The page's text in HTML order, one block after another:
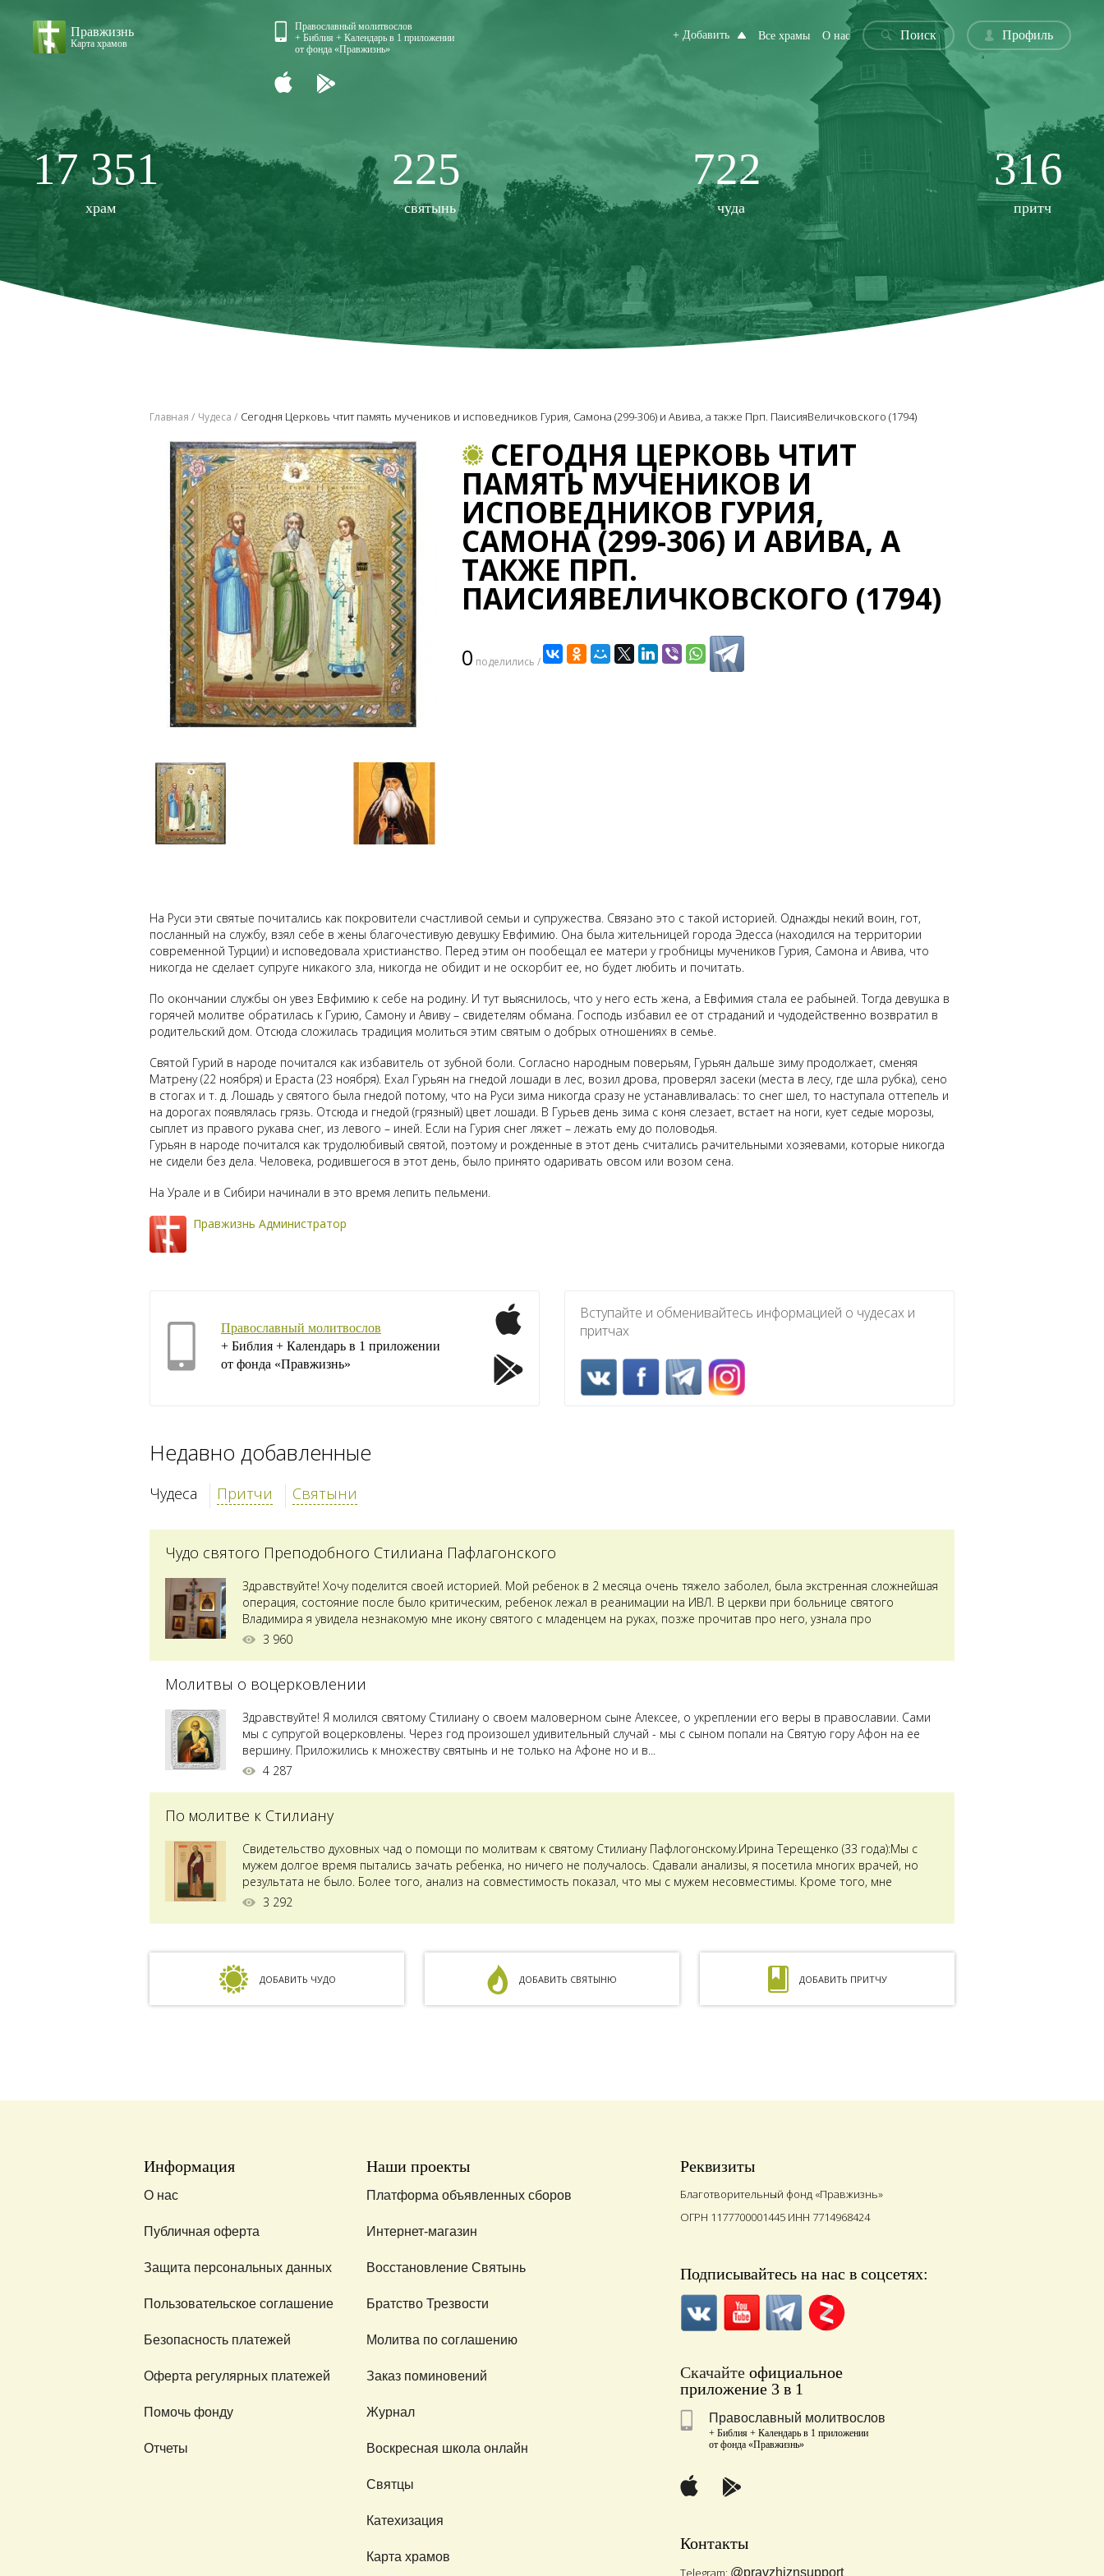
Правжизнь
Карта храмов
Православный молитвослов
+ Библия + Календарь в 1 приложении
от фонда «Правжизнь»
+ Добавить Все храмы О нас Поиск Профиль
17 351
храм
225
святынь
722
чуда
316
притч
Главная Чудеса Сегодня Церковь чтит память мучеников и исповедников Гурия, Самона (299-306) и Авива, а также Прп. ПаисияВеличковского (1794)
СЕГОДНЯ ЦЕРКОВЬ ЧТИТ
ПАМЯТЬ МУЧЕНИКОВ И
ИСПОВЕДНИКОВ ГУРИЯ,
САМОНА (299-306) И АВИВА, А
ТАКЖЕ ПРП.
ПАИСИЯВЕЛИЧКОВСКОГО (1794)
0 поделились /
На Руси эти святые почитались как покровители счастливой семьи и супружества. Связано это с такой историей. Однажды некий воин, гот,
посланный на службу, взял себе в жены благочестивую девушку Евфимию. Она была жительницей города Эдесса (находился на территории
современной Турции) и исповедовала христианство. Перед этим он пообещал ее матери у гробницы мучеников Гурия, Самона и Авива, что
никогда не сделает супруге никакого зла, никогда не обидит и не оскорбит ее, но будет любить и почитать.
По окончании службы он увез Евфимию к себе на родину. И тут выяснилось, что у него есть жена, а Евфимия стала ее рабыней. Тогда девушка в
горячей молитве обратилась к Гурию, Самону и Авиву – свидетелям обмана. Господь избавил ее от страданий и чудодейственно возвратил в
родительский дом. Отсюда сложилась традиция молиться этим святым о добрых отношениях в семье.
Святой Гурий в народе почитался как избавитель от зубной боли. Согласно народным поверьям, Гурьян дальше зиму продолжает, сменяя
Матрену (22 ноября) и Ераста (23 ноября). Ехал Гурьян на гнедой лошади в лес, возил дрова, проверял засеки (места в лесу, где шла рубка), сено
в стогах и т. д. Лошадь у святого была гнедой потому, что на Руси зима никогда сразу не устанавливалась: то снег шел, то наступала оттепель и
на дорогах появлялась грязь. Отсюда и гнедой (грязный) цвет лошади. В Гурьев день зима с коня слезает, встает на ноги, кует седые морозы,
сыплет из правого рукава снег, из левого – иней. Если на Гурия снег ляжет – лежать ему до половодья.
Гурьян в народе почитался как трудолюбивый святой, поэтому и рожденные в этот день считались рачительными хозяевами, которые никогда
не сидели без дела. Человека, родившегося в этот день, было принято одаривать овсом или возом сена.
На Урале и в Сибири начинали в это время лепить пельмени.
Правжизнь Администратор
Православный молитвослов
+ Библия + Календарь в 1 приложении
от фонда «Правжизнь»
Вступайте и обменивайтесь информацией о чудесах и
притчах
Недавно добавленные
Чудеса Притчи Святыни
Чудо святого Преподобного Стилиана Пафлагонского
Здравствуйте! Хочу поделится своей историей. Мой ребенок в 2 месяца очень тяжело заболел, была экстренная сложнейшая
операция, состояние после было критическим, ребенок лежал в реанимации на ИВЛ. В церкви при больнице святого
Владимира я увидела незнакомую мне икону святого с младенцем на руках, позже прочитав про него, узнала про
Преподобного...
3 960
Молитвы о воцерковлении
Здравствуйте! Я молился святому Стилиану о своем маловерном сыне Алексее, о укреплении его веры в православии. Сами
мы с супругой воцерковлены. Через год произошел удивительный случай - мы с сыном попали на Святую гору Афон на ее
вершину. Приложились к множеству святынь и не только на Афоне но и в...
4 287
По молитве к Стилиану
Свидетельство духовных чад о помощи по молитвам к святому Стилиану Пафлогонскому.Ирина Терещенко (33 года):Мы с
мужем долгое время пытались зачать ребенка, но ничего не получалось. Сдавали анализы, я посетила многих врачей, но
результата не было. Более того, анализ на совместимость показал, что мы с мужем несовместимы. Кроме того, мне
ставили...
3 292
ДОБАВИТЬ ЧУДО ДОБАВИТЬ СВЯТЫНЮ ДОБАВИТЬ ПРИТЧУ
Информация
О нас
Публичная оферта
Защита персональных данных
Пользовательское соглашение
Безопасность платежей
Оферта регулярных платежей
Помочь фонду
Отчеты
Наши проекты
Платформа объявленных сборов
Интернет-магазин
Восстановление Святынь
Братство Трезвости
Молитва по соглашению
Заказ поминовений
Журнал
Воскресная школа онлайн
Святцы
Катехизация
Карта храмов
Реквизиты
Благотворительный фонд «Правжизнь»
ОГРН 1177700001445 ИНН 7714968424
Подписывайтесь на нас в соцсетях:
Скачайтеофициальное
приложение 3 в 1
Православный молитвослов
+ Библия + Календарь в 1 приложении
от фонда «Правжизнь»
Контакты
Telegram: @pravzhiznsupport